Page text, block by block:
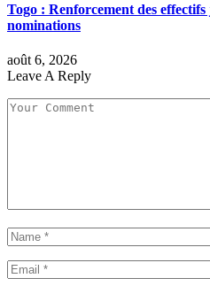
Togo : Renforcement des
nominations
août 6, 2026
Leave A Reply